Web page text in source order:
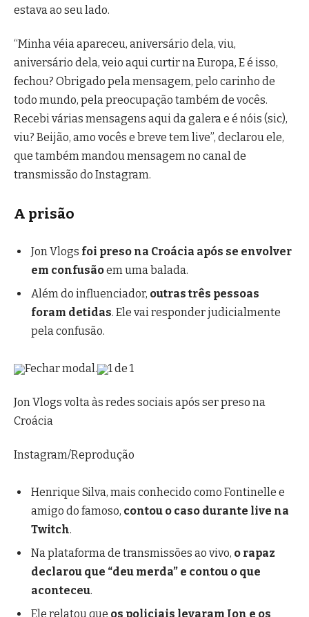
estava ao seu lado.
“Minha véia apareceu, aniversário dela, viu,
aniversário dela, veio aqui curtir na Europa, E é isso,
fechou? Obrigado pela mensagem, pelo carinho de
todo mundo, pela preocupação também de vocês.
Recebi várias mensagens aqui da galera e é nóis (sic),
viu? Beijão, amo vocês e breve tem live”, declarou ele,
que também mandou mensagem no canal de
transmissão do Instagram.
A prisão
Jon Vlogs foi preso na Croácia após se envolver
em confusãoem uma balada.
Além do influenciador, outras três pessoas
foram detidas. Ele vai responder judicialmente
pela confusão.
Fechar modal. 1 de 1
Jon Vlogs volta às redes sociais após ser preso na
Croácia
Instagram/Reprodução
Henrique Silva, mais conhecido como Fontinelle e
amigo do famoso, contou o caso durante live na
Twitch.
Na plataforma de transmissões ao vivo, o rapaz
declarou que “deu merda” e contou o que
aconteceu.
Ele relatou que os policiais levaram Jon e os